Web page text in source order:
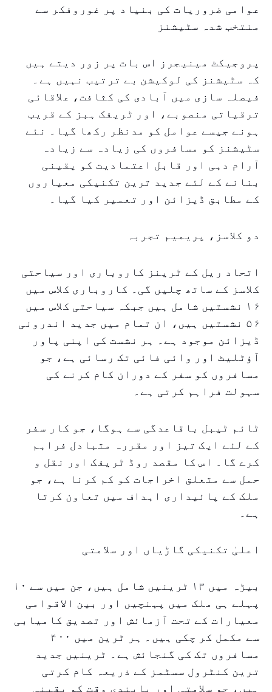
عوامی ضروریات کی بنیاد پر غوروفکر سے
منتخب شدہ سٹیشنز
پروجیکٹ مینیجرز اس بات پر زور دیتے ہیں
کہ سٹیشنز کی لوکیشن بے ترتیب نہیں ہے۔
فیصلہ سازی میں آبادی کی کثافت، علاقائی
ترقیاتی منصوبے، اور ٹریفک ہبز کے قریب
ہونے جیسے عوامل کو مدنظر رکھا گیا۔ نئے
سٹیشنز کو مسافروں کی زیادہ سے زیادہ
آرام دہی اور قابل اعتمادیت کو یقینی
بنانے کے لئے جدید ترین تکنیکی معیاروں
کے مطابق ڈیزائن اور تعمیر کیا گیا۔
دو کلاسز، پریمیم تجربہ
اتحاد ریل کے ٹرینز کاروباری اور سیاحتی
کلاسز کے ساتھ چلیں گی۔ کاروباری کلاس میں
۱۶ نشستیں شامل ہیں جبکہ سیاحتی کلاس میں
۵۶ نشستیں ہیں، ان تمام میں جدید اندرونی
ڈیزائن موجود ہے۔ ہر نشست کی اپنی پاور
آؤٹلیٹ اور وائی فائی تک رسائی ہے، جو
مسافروں کو سفر کے دوران کام کرنے کی
سہولت فراہم کرتی ہے۔
ٹائم ٹیبل باقاعدگی سے ہوگا، جو کار سفر
کے لئے ایک تیز اور مقررہ متبادل فراہم
کرے گا۔ اس کا مقصد روڈ ٹریفک اور نقل و
حمل سے متعلق اخراجات کو کم کرنا ہے، جو
ملک کے پائیداری اہداف میں تعاون کرتا
ہے۔
اعلیٰ تکنیکی گاڑیاں اور سلامتی
بیڑہ میں ۱۳ ٹرینیں شامل ہیں، جن میں سے ۱۰
پہلے ہی ملک میں پہنچیں اور بین الاقوامی
معیارات کے تحت آزمائش اور تصدیق کامیابی
سے مکمل کر چکی ہیں۔ ہر ٹرین میں ۴۰۰
مسافروں تک کی گنجائش ہے۔ ٹرینیں جدید
ترین کنٹرول سسٹمز کے ذریعہ کام کرتی
ہیں، جو سلامتی اور پابندی وقت کو یقینی